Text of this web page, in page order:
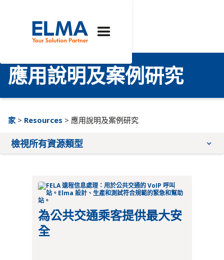
應用說明及案例研究
家 > Resources > 應用說明及案例研究
檢視所有資源類型
為公共交通乘客提供最大安
全